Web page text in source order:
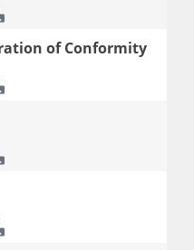
of Conformity